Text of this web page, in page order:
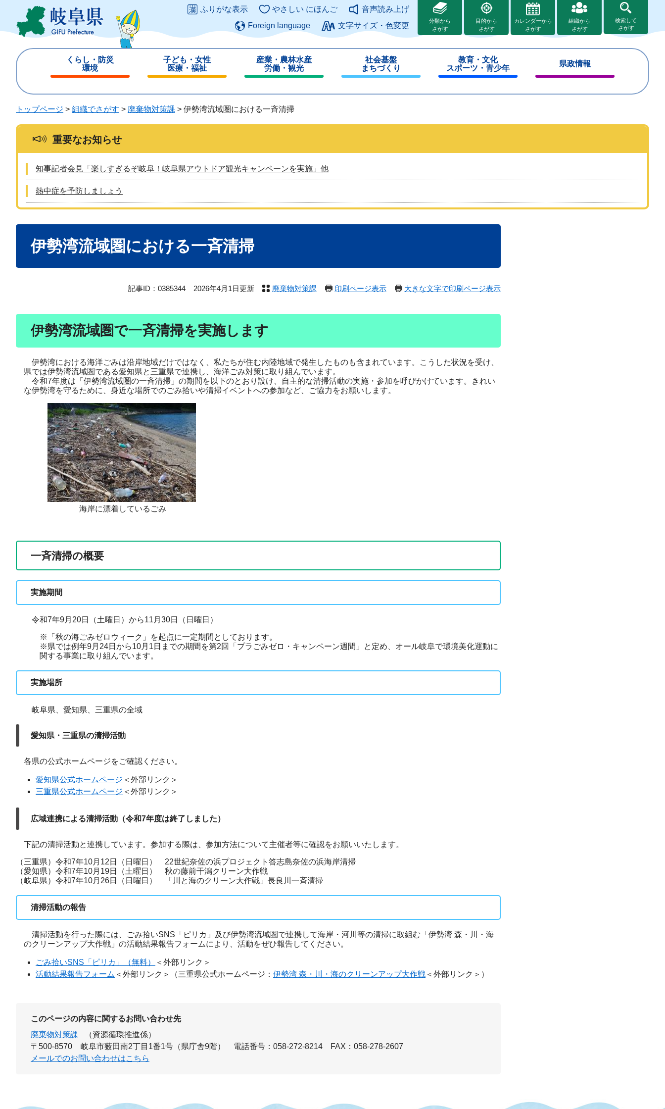
ジ
ュ
このページの本文へ
ふりがな表示 やさしい にほんご
音声読み上げ
Foreign language
文字サイズ・色変更
分類から
さがす
目的から
さがす
カレンダーから
さがす
組織から
さがす
検索して
さがす
くらし・防災
環境
じ
子ども・女性
医療・福祉
じ
る
産業・農林水産
労働・観光
じ
る
社会基盤
まちづくり
じ
教育・文化
スポーツ・青少年
じ
県政情報
じ
トップページ > 組織でさがす > 廃棄物対策課 > 伊勢湾流域圏における一斉清掃
重要なお知らせ
知事記者会見「楽しすぎるぞ岐阜！岐阜県アウトドア観光キャンペーンを実施」他
熱中症を予防しましょう
伊勢湾流域圏における一斉清掃
記事ID：0385344 2026年4月1日更新 廃棄物対策課 印刷ページ表示 大きな文字で印刷ページ表示
伊勢湾流域圏で一斉清掃を実施します
伊勢湾における海洋ごみは沿岸地域だけではなく、私たちが住む内陸地域で発生したものも含まれています。こうした状況を受け、
県では伊勢湾流域圏である愛知県と三重県で連携し、海洋ごみ対策に取り組んでいます。
令和7年度は「伊勢湾流域圏の一斉清掃」の期間を以下のとおり設け、自主的な清掃活動の実施・参加を呼びかけています。きれい
な伊勢湾を守るために、身近な場所でのごみ拾いや清掃イベントへの参加など、ご協力をお願いします。
海岸に漂着しているごみ
一斉清掃の概要
実施期間
令和7年9月20日（土曜日）から11月30日（日曜日）
※「秋の海ごみゼロウィーク」を起点に一定期間としております。
※県では例年9月24日から10月1日までの期間を第2回「プラごみゼロ・キャンペーン週間」と定め、オール岐阜で環境美化運動に
関する事業に取り組んでいます。
実施場所
岐阜県、愛知県、三重県の全域
愛知県・三重県の清掃活動
各県の公式ホームページをご確認ください。
愛知県公式ホームページ ＜外部リンク＞
三重県公式ホームページ ＜外部リンク＞
広域連携による清掃活動（令和7年度は終了しました）
下記の清掃活動と連携しています。参加する際は、参加方法について主催者等に確認をお願いいたします。
（三重県）令和7年10月12日（日曜日） 22世紀奈佐の浜プロジェクト答志島奈佐の浜海岸清掃
（愛知県）令和7年10月19日（土曜日） 秋の藤前干潟クリーン大作戦
（岐阜県）令和7年10月26日（日曜日） 「川と海のクリーン大作戦」長良川一斉清掃
清掃活動の報告
清掃活動を行った際には、ごみ拾いSNS「ピリカ」及び伊勢湾流域圏で連携して海岸・河川等の清掃に取組む「伊勢湾 森・川・海
のクリーンアップ大作戦」の活動結果報告フォームにより、活動をぜひ報告してください。
ごみ拾いSNS「ピリカ」（無料）
＜外部リンク＞
​活動結果報告フォーム ＜外部リンク＞ （三重県公式ホームページ： 伊勢湾 森・川・海のクリーンアップ大作戦 ＜外部リンク＞ ）
このページの内容に関するお問い合わせ先
廃棄物対策課
（資源循環推進係）
〒500-8570
岐阜市薮田南2丁目1番1号（県庁舎9階） 電話番号：058-272-8214
FAX：058-278-2607
メールでのお問い合わせはこちら